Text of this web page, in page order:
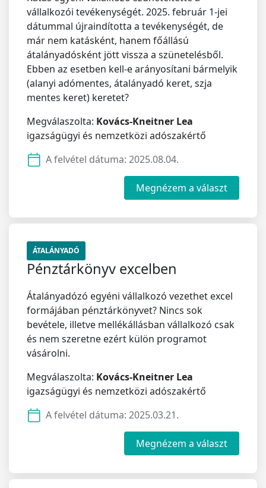
vállalkozói tevékenységét. 2025. február 1-jei
dátummal újraindította a tevékenységét, de
már nem katásként, hanem főállású
átalányadósként jött vissza a szünetelésből.
Ebben az esetben kell-e arányosítani bármelyik
(alanyi adómentes, átalányadó keret, szja
mentes keret) keretet?
Megválaszolta: Kovács-Kneitner Lea
igazságügyi és nemzetközi adószakértő
A felvétel dátuma: 2025.08.04.
Megnézem a választ
ÁTALÁNYADÓ
Pénztárkönyv excelben
Átalányadózó egyéni vállalkozó vezethet excel
formájában pénztárkönyvet? Nincs sok
bevétele, illetve mellékállásban vállalkozó csak
és nem szeretne ezért külön programot
vásárolni.
Megválaszolta: Kovács-Kneitner Lea
igazságügyi és nemzetközi adószakértő
A felvétel dátuma: 2025.03.21.
Megnézem a választ